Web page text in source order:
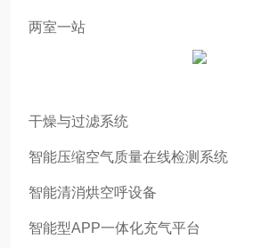
两室一站
干燥与过滤系统
智能压缩空气质量在线检测系统
智能清消烘空呼设备
智能型APP一体化充气平台